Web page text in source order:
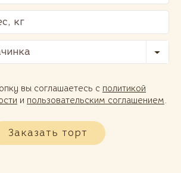
вы соглашаетесь с политикой
и пользовательским соглашением.
Заказать торт